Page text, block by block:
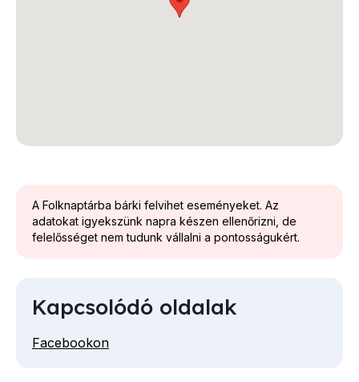
A Folknaptárba bárki felvihet eseményeket. Az
adatokat igyekszünk napra készen ellenőrizni, de
felelősséget nem tudunk vállalni a pontosságukért.
Kapcsolódó oldalak
Facebookon